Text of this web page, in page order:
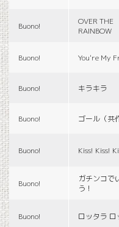
Buono!
OVER THE
RAINBOW
Buono! You're My
Buono! キラキラ
Buono! ゴール（共
Buono! Kiss! Kiss!
Buono!
ガチンコで
う！
Buono! ロッタラ ロ